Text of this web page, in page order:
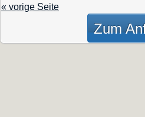
« vorige Seite
Zum